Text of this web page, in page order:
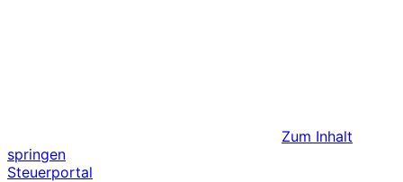
Zum Inhalt
springen
Steuerportal